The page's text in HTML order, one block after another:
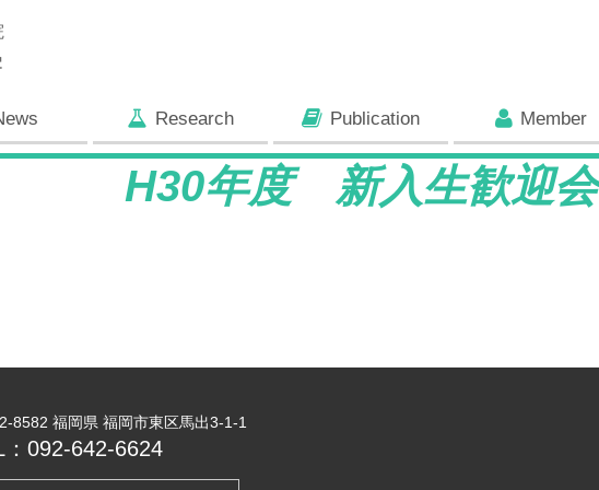
Research Publication Member
H30年度 新入生歓迎会
8582 福岡県 福岡市東区馬出3-1-1
：092-642-6624